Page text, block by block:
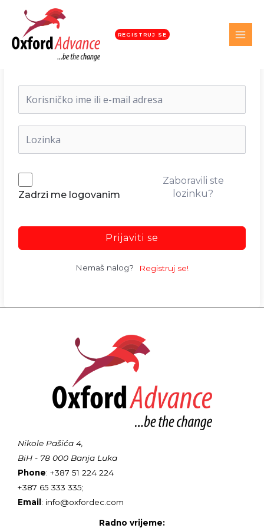
REGISTRUJ SE
Dobrodošli nazad!
Zadrzi me logovanim
Zaboravili ste
lozinku?
Prijaviti se
Nemaš nalog? Registruj se!
Nikole Pašića 4,
BiH - 78 000 Banja Luka
Phone: +387 51 224 224
+387 65 333 335;
Email: info@oxfordec.com
Radno vrijeme: